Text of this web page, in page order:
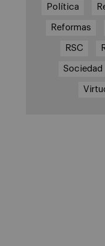
Política
Reformas
RSC
Sociedad